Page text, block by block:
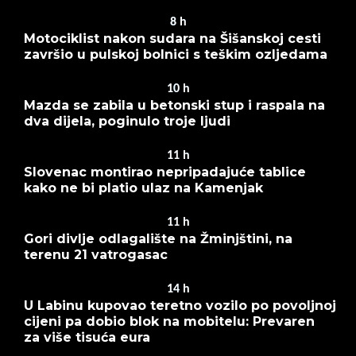
8 h
Motociklist nakon sudara na Šišanskoj cesti
završio u pulskoj bolnici s teškim ozljedama
10 h
Mazda se zabila u betonski stup i raspala na
dva dijela, poginulo troje ljudi
11 h
Slovenac montirao nepripadajuće tablice
kako ne bi platio ulaz na Kamenjak
11 h
Gori divlje odlagalište na Žminjštini, na
terenu 21 vatrogasac
14 h
U Labinu kupovao teretno vozilo po povoljnoj
cijeni pa dobio blok na mobitelu: Prevaren
za više tisuća eura